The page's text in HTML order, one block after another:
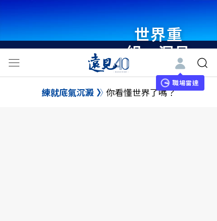
世界重
組・洞見
未來 與
世界領袖
職場雷達
練就底氣沉澱 你看懂世界了嗎？